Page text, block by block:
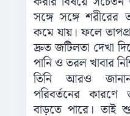
সঙ্গে সঙ্গে শরীরের
কমে যায়। ফলে
দ্রুত জটিলতা দেখা
পানি ও তরল খাবার
তিনি আরও
পরিবর্তনের কারণে
বাড়তে পারে। তাই